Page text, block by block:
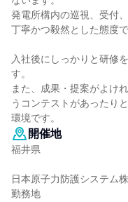
発電所構内の巡視、受付
丁寧かつ毅然とした態度
入社後にしっかりと研修
す。
また、成果・提案がよけ
うコンテストがあったり
環境です。
開催地
福井県
日本原子力防護システム
勤務地